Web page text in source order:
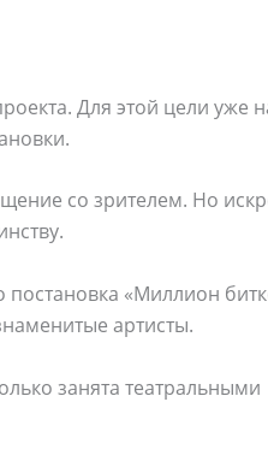
Для этой цели уже
со зрителем. Но
постановка «Миллион
артисты.
занята театральными